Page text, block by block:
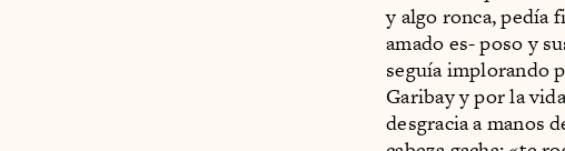
y algo ronca, pedía
amado es- poso y
seguía implorando
Garibay y por la
desgracia a manos